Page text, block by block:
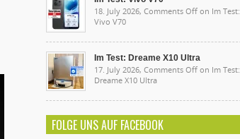
18. July 2026, Comments Off on Im Test:
Vivo V70
Im Test: Dreame X10 Ultra
17. July 2026, Comments Off on Im Test:
Dreame X10 Ultra
FOLGE UNS AUF FACEBOOK